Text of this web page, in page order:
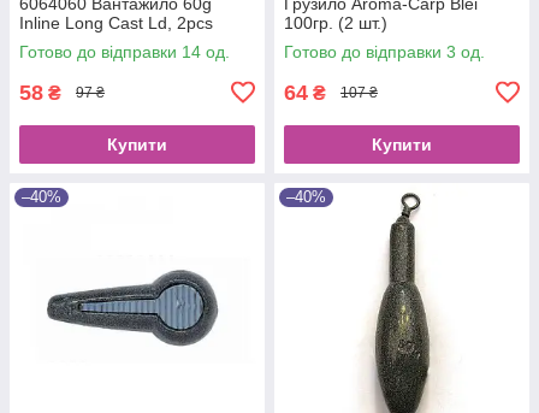
Inline Long Cast Ld, 2pcs
Готово до відправки 14 од.
58 ₴ 97 ₴
Купити
100гр. (2 шт.)
Готово до відправки 3 од.
64 ₴ 107 ₴
Купити
–40% –40%